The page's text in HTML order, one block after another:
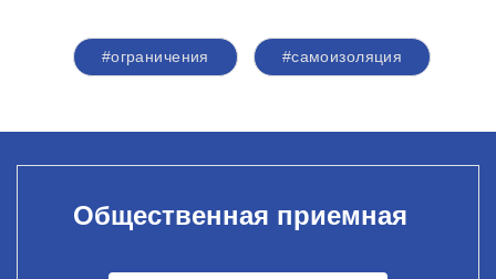
#ограничения #самоизоляция
Общественная приемная